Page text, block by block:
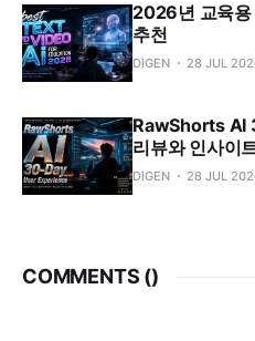
2026년 교육용
추천
DIGEN 28 JUL
RawShorts AI
리뷰와 인사이
DIGEN 28 JUL
COMMENTS ()